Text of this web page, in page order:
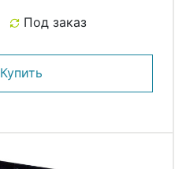
Под заказ
Купить